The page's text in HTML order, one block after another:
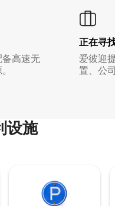
高速无
正在寻
爱彼迎
置、公
设施